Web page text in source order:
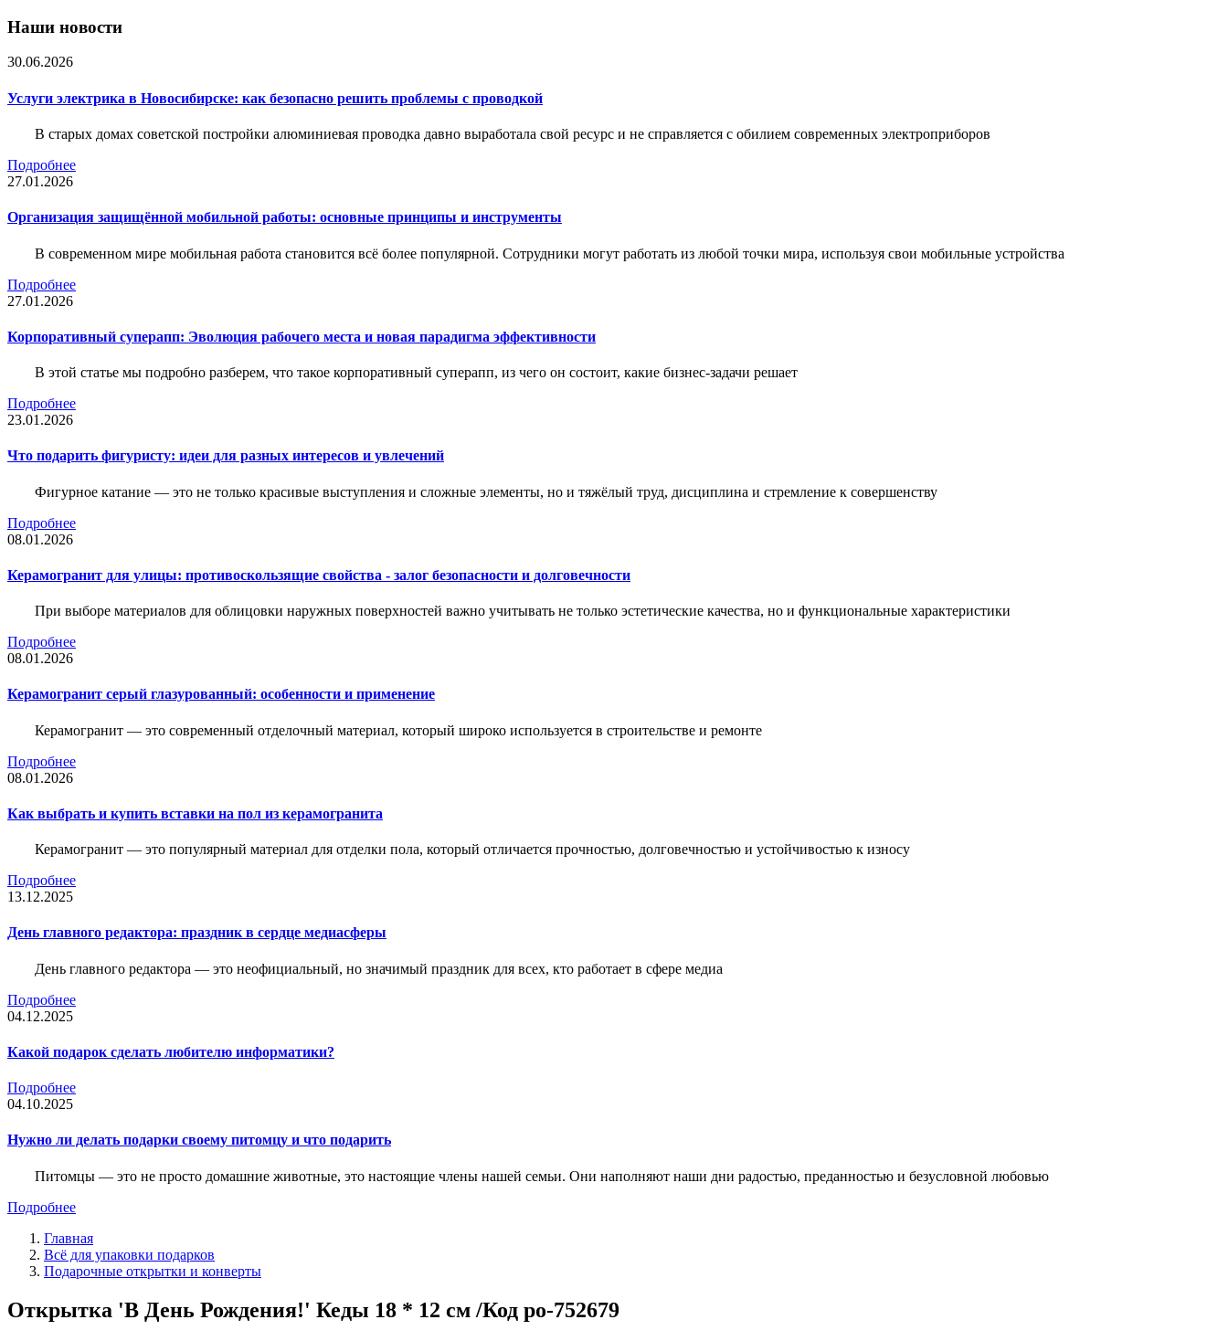
Наши новости
30.06.2026
Услуги электрика в Новосибирске: как безопасно решить проблемы с проводкой
В старых домах советской постройки алюминиевая проводка давно выработала свой ресурс и не справляется с обилием современных электроприборов
Подробнее
27.01.2026
Организация защищённой мобильной работы: основные принципы и инструменты
В современном мире мобильная работа становится всё более популярной. Сотрудники могут работать из любой точки мира, используя свои мобильные устройства
Подробнее
27.01.2026
Корпоративный суперапп: Эволюция рабочего места и новая парадигма эффективности
В этой статье мы подробно разберем, что такое корпоративный суперапп, из чего он состоит, какие бизнес-задачи решает
Подробнее
23.01.2026
Что подарить фигуристу: идеи для разных интересов и увлечений
Фигурное катание — это не только красивые выступления и сложные элементы, но и тяжёлый труд, дисциплина и стремление к совершенству
Подробнее
08.01.2026
Керамогранит для улицы: противоскользящие свойства - залог безопасности и долговечности
При выборе материалов для облицовки наружных поверхностей важно учитывать не только эстетические качества, но и функциональные характеристики
Подробнее
08.01.2026
Керамогранит серый глазурованный: особенности и применение
Керамогранит — это современный отделочный материал, который широко используется в строительстве и ремонте
Подробнее
08.01.2026
Как выбрать и купить вставки на пол из керамогранита
Керамогранит — это популярный материал для отделки пола, который отличается прочностью, долговечностью и устойчивостью к износу
Подробнее
13.12.2025
День главного редактора: праздник в сердце медиасферы
День главного редактора — это неофициальный, но значимый праздник для всех, кто работает в сфере медиа
Подробнее
04.12.2025
Какой подарок сделать любителю информатики?
Подробнее
04.10.2025
Нужно ли делать подарки своему питомцу и что подарить
Питомцы — это не просто домашние животные, это настоящие члены нашей семьи. Они наполняют наши дни радостью, преданностью и безусловной любовью
Подробнее
Главная
Всё для упаковки подарков
Подарочные открытки и конверты
Открытка 'В День Рождения!' Кеды 18 * 12 см /Код po-752679